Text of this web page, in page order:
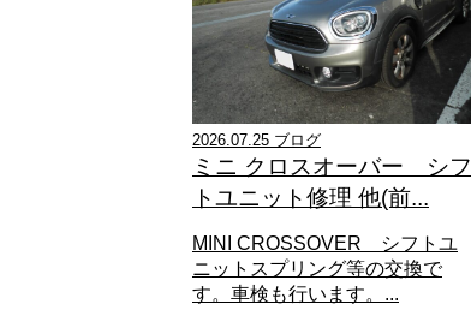
2026.07.25 ブログ
ミニ クロスオーバー シフ
トユニット修理 他(前...
MINI CROSSOVER シフトユ
ニットスプリング等の交換で
す。車検も行います。...